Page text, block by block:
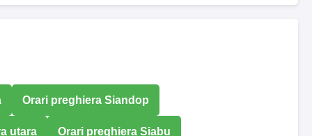
Orari preghiera Siandop
utara Orari preghiera Siabu